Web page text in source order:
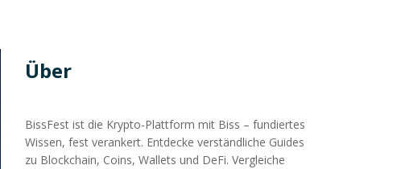
Über
BissFest ist die Krypto-Plattform mit Biss – fundiertes
Wissen, fest verankert. Entdecke verständliche Guides
zu Blockchain, Coins, Wallets und DeFi. Vergleiche